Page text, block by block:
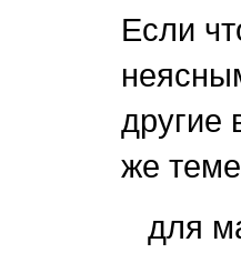
Если
другие
же
для